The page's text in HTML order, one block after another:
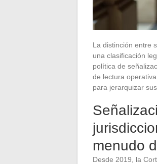
La distinción entre
una clasificación
política de
de lectura
para jerarquizar
menudo
Desde 2019, la